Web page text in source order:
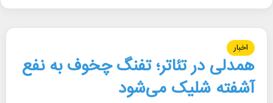
اخبار
همدلی در تئاتر؛ تفنگ چخوف به نفع
آشفته شلیک می‌شود